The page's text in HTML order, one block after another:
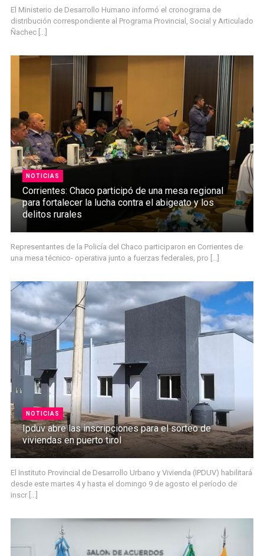
El Ministerio de Desarrollo Humano informó el cronograma de
distribución correspondiente al Programa Provincial, Social y Articulado
Ñachec [...]
NOTICIAS
Corrientes: Chaco participó de una mesa regional
para fortalecer la lucha contra el abigeato y los
delitos rurales
Representantes de la Policía del Chaco participaron en Corrientes de
una mesa técnico- operativa junto a fuerzas federales, pro [...]
NOTICIAS
Ipduv abre las inscripciones para el sorteo de
viviendas en puerto tirol
El Instituto Provincial de Desarrollo Urbano y Vivienda (IPDUV) habilitará
desde este martes 4 y hasta el domingo 9 de agosto el período de
inscr [...]